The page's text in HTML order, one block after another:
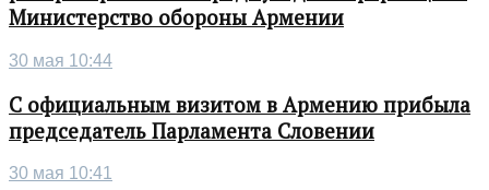
Министерство обороны Армении
30 мая 10:44
С официальным визитом в Армению прибыла
председатель Парламента Словении
30 мая 10:41